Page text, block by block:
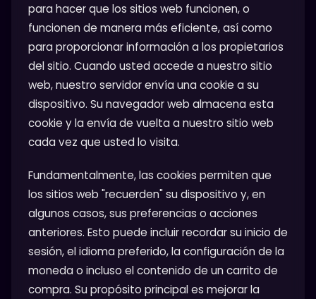
para hacer que los sitios web funcionen, o
funcionen de manera más eficiente, así como
para proporcionar información a los propietarios
del sitio. Cuando usted accede a nuestro sitio
web, nuestro servidor envía una cookie a su
dispositivo. Su navegador web almacena esta
cookie y la envía de vuelta a nuestro sitio web
cada vez que usted lo visita.
Fundamentalmente, las cookies permiten que
los sitios web "recuerden" su dispositivo y, en
algunos casos, sus preferencias o acciones
anteriores. Esto puede incluir recordar su inicio de
sesión, el idioma preferido, la configuración de la
moneda o incluso el contenido de un carrito de
compra. Su propósito principal es mejorar la